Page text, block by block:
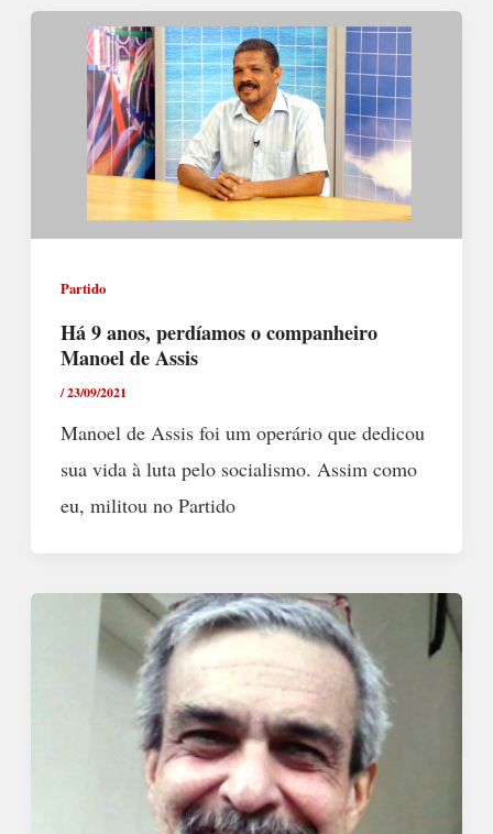
Partido
Há 9 anos, perdíamos o companheiro
Manoel de Assis
/23/09/2021
Manoel de Assis foi um operário que dedicou
sua vida à luta pelo socialismo. Assim como
eu, militou no Partido